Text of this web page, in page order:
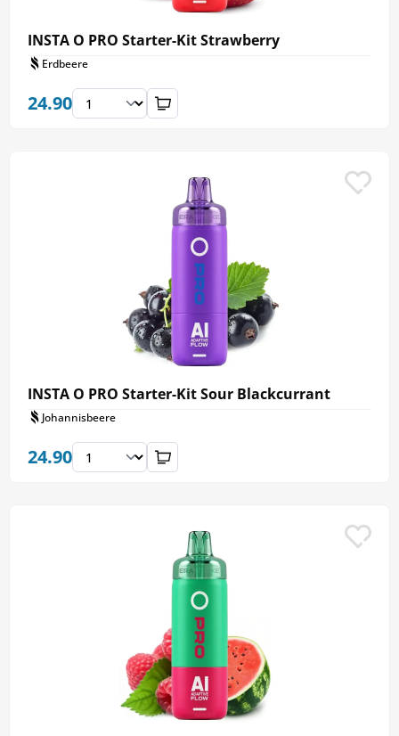
INSTA O PRO Starter-Kit Strawberry
Erdbeere
24.90
INSTA O PRO Starter-Kit Sour Blackcurrant
Johannisbeere
24.90